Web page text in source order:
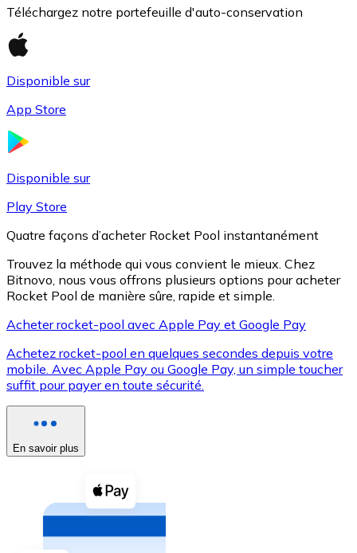
XRP
XRP
Voir toutes
Coupons crypto
Achetez des cryptomonnaies en espèces et d'autres
Acheter avec espèces
Téléchargez notre portefeuille d'auto-conservation
Disponible sur
App Store
Disponible sur
Play Store
Quatre façons d’acheter Rocket Pool instantanément
Trouvez la méthode qui vous convient le mieux. Chez
Bitnovo, nous vous offrons plusieurs options pour acheter
Rocket Pool de manière sûre, rapide et simple.
Acheter rocket-pool avec Apple Pay et Google Pay
Achetez rocket-pool en quelques secondes depuis votre
mobile. Avec Apple Pay ou Google Pay, un simple toucher
suffit pour payer en toute sécurité.
En savoir plus